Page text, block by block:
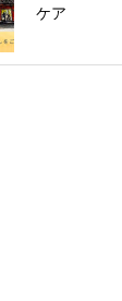
ケア